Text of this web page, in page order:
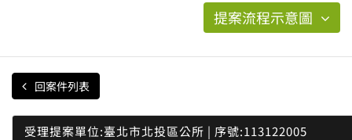
提案流程示意圖
回案件列表
受理提案單位:臺北市北投區公所 | 序號:113122005